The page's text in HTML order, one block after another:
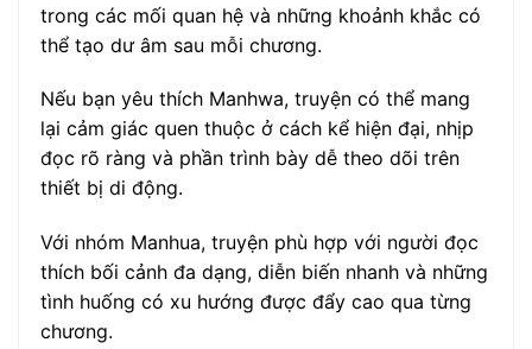
trong các mối quan hệ và những khoảnh khắc có
thể tạo dư âm sau mỗi chương.
Nếu bạn yêu thích Manhwa, truyện có thể mang
lại cảm giác quen thuộc ở cách kể hiện đại, nhịp
đọc rõ ràng và phần trình bày dễ theo dõi trên
thiết bị di động.
Với nhóm Manhua, truyện phù hợp với người đọc
thích bối cảnh đa dạng, diễn biến nhanh và những
tình huống có xu hướng được đẩy cao qua từng
chương.